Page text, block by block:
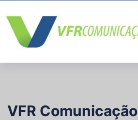
VFR Comunicação